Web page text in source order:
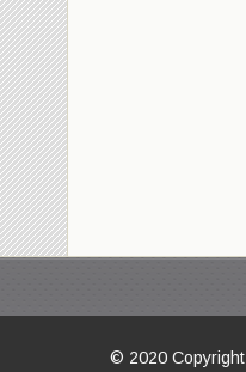
© 2020 Copyright